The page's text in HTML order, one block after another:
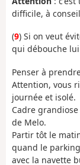
difficile, à
(9) Si on veut
qui débouche
Penser à
Attention, vous
journée et isolé.
Cadre
de Melo.
Partir tôt le
quand le
avec la navette